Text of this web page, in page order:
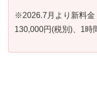
※2026.7月より新料金
130,000円(税別)、1時